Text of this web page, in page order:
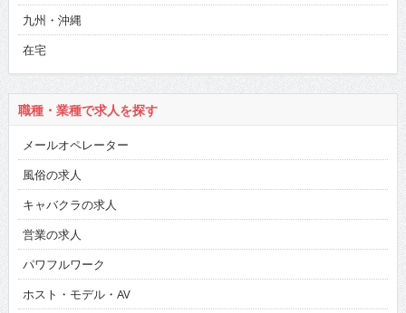
九州・沖縄
在宅
職種・業種で求人を探す
メールオペレーター
風俗の求人
キャバクラの求人
営業の求人
パワフルワーク
ホスト・モデル・AV